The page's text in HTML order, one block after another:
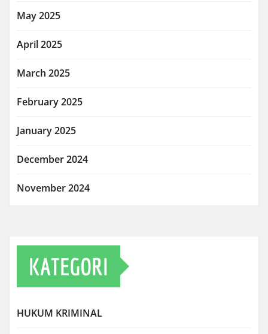
May 2025
April 2025
March 2025
February 2025
January 2025
December 2024
November 2024
KATEGORI
HUKUM KRIMINAL